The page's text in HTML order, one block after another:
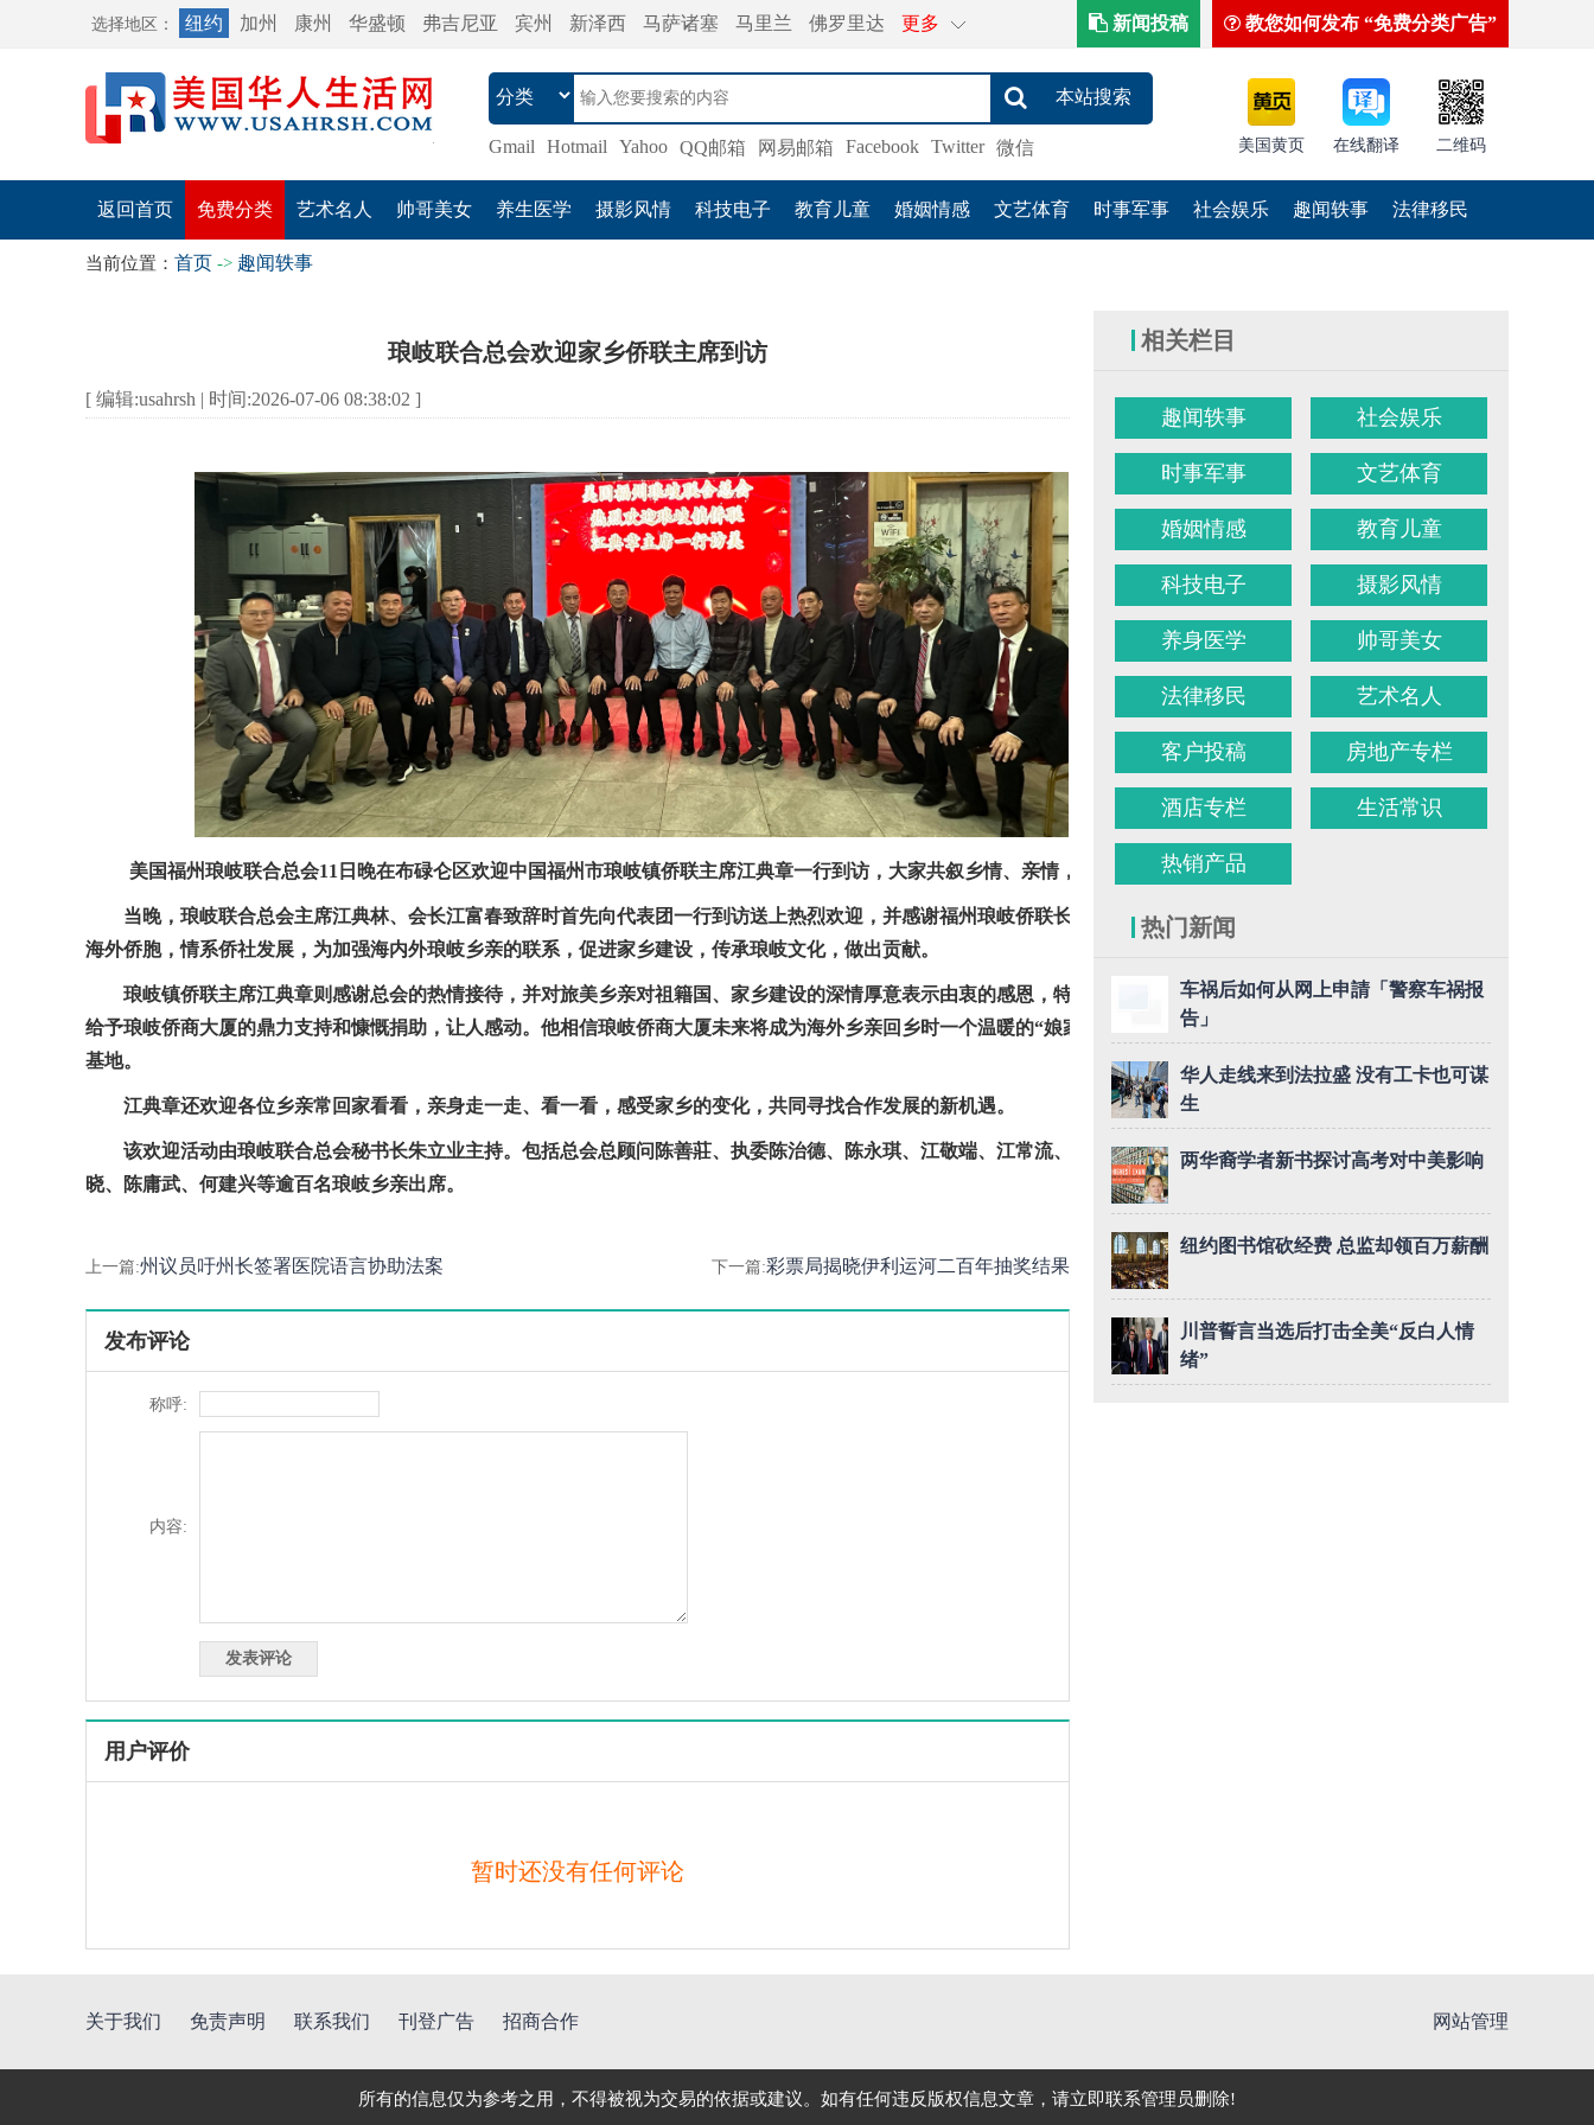
选择地区： 纽约 加州 康州 华盛顿 弗吉尼亚 宾州 新泽西 马萨诸塞 马里兰 佛罗里达 更多 教您如何发布 “免费分类广告”
新闻投稿
Gmail Hotmail Yahoo QQ邮箱 网易邮箱 Facebook Twitter 微信 美国黄页 在线翻译 二维码
返回首页 免费分类 艺术名人 帅哥美女 养生医学 摄影风情 科技电子 教育儿童 婚姻情感 文艺体育 时事军事 社会娱乐 趣闻轶事 法律移民
当前位置： 首页 -> 趣闻轶事
琅岐联合总会欢迎家乡侨联主席到访
[ 编辑:usahrsh | 时间:2026-07-06 08:38:02 ]
美国福州琅岐联合总会11日晚在布碌仑区欢迎中国福州市琅岐镇侨联主席江典章一行到访，大家共叙乡情、亲情，场面热烈。
当晚，琅岐联合总会主席江典林、会长江富春致辞时首先向代表团一行到访送上热烈欢迎，并感谢福州琅岐侨联长期以来关心
海外侨胞，情系侨社发展，为加强海内外琅岐乡亲的联系，促进家乡建设，传承琅岐文化，做出贡献。
琅岐镇侨联主席江典章则感谢总会的热情接待，并对旅美乡亲对祖籍国、家乡建设的深情厚意表示由衷的感恩，特别是乡亲们
给予琅岐侨商大厦的鼎力支持和慷慨捐助，让人感动。他相信琅岐侨商大厦未来将成为海外乡亲回乡时一个温暖的“娘家”和坚实的
基地。
江典章还欢迎各位乡亲常回家看看，亲身走一走、看一看，感受家乡的变化，共同寻找合作发展的新机遇。
该欢迎活动由琅岐联合总会秘书长朱立业主持。包括总会总顾问陈善莊、执委陈治德、陈永琪、江敬端、江常流、江典萍、江
晓、陈庸武、何建兴等逾百名琅岐乡亲出席。
上一篇:州议员吁州长签署医院语言协助法案 下一篇:彩票局揭晓伊利运河二百年抽奖结果
发布评论
称呼:
内容:
用户评价
暂时还没有任何评论
相关栏目
趣闻轶事 社会娱乐
时事军事 文艺体育
婚姻情感 教育儿童
科技电子 摄影风情
养身医学 帅哥美女
法律移民 艺术名人
客户投稿 房地产专栏
酒店专栏 生活常识
热销产品
热门新闻
车祸后如何从网上申請「警察车祸报
告」
华人走线来到法拉盛 没有工卡也可谋
生
两华裔学者新书探讨高考对中美影响
纽约图书馆砍经费 总监却领百万薪酬
川普誓言当选后打击全美“反白人情
绪”
关于我们 免责声明 联系我们 刊登广告 招商合作 网站管理
所有的信息仅为参考之用，不得被视为交易的依据或建议。如有任何违反版权信息文章，请立即联系管理员删除!